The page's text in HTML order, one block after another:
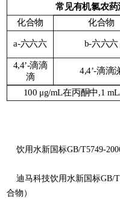
常见有机氯农药
化合物
化合物
a-六六六 b-六六六
4,4’-滴滴
滴
4,4’-滴滴
100 μg/mL在丙酮中,1
饮用水新国标GB/T5749-
迪马科技饮用水新国标GB/
合物）